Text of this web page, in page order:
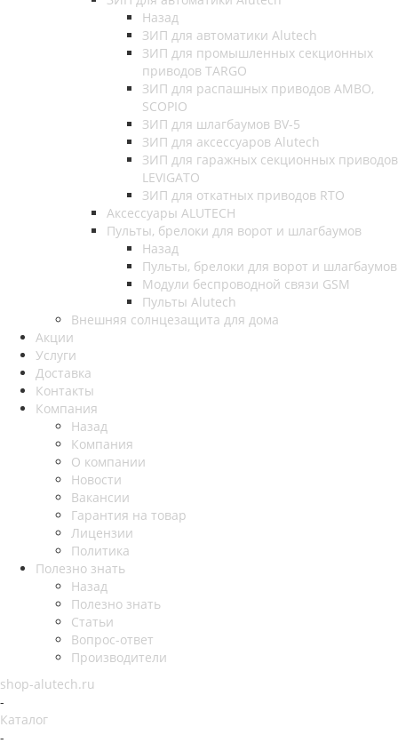
Назад
ЗИП для автоматики Alutech
ЗИП для промышленных секционных
приводов TARGO
ЗИП для распашных приводов AMBO,
SCOPIO
ЗИП для шлагбаумов BV-5
ЗИП для аксессуаров Alutech
ЗИП для гаражных секционных приводов
LEVIGATO
ЗИП для откатных приводов RTO
Аксессуары ALUTECH
Пульты, брелоки для ворот и шлагбаумов
Назад
Пульты, брелоки для ворот и шлагбаумов
Модули беспроводной связи GSM
Пульты Alutech
Внешняя солнцезащита для дома
Акции
Услуги
Доставка
Контакты
Компания
Назад
Компания
О компании
Новости
Вакансии
Гарантия на товар
Лицензии
Политика
Полезно знать
Назад
Полезно знать
Статьи
Вопрос-ответ
Производители
shop-alutech.ru
-
Каталог
-